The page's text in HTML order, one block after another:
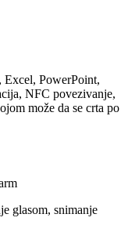
Excel, PowerPoint,
NFC povezivanje,
može da se crta po
glasom, snimanje